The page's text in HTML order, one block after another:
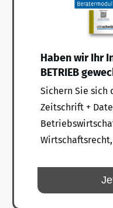
Haben wir Ihr
BETRIEB
Sichern Sie sich
Zeitschrift +